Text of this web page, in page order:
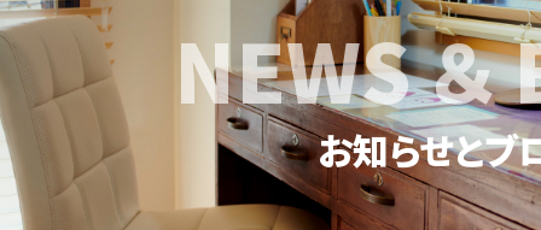
NEWS ＆
お知らせとブ